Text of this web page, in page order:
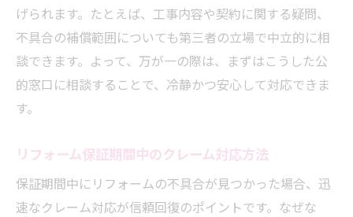
げられます。たとえば、工事内容や契約に関する疑問、
不具合の補償範囲についても第三者の立場で中立的に相
談できます。よって、万が一の際は、まずはこうした公
的窓口に相談することで、冷静かつ安心して対応できま
す。
リフォーム保証期間中のクレーム対応方法
保証期間中にリフォームの不具合が見つかった場合、迅
速なクレーム対応が信頼回復のポイントです。なぜな